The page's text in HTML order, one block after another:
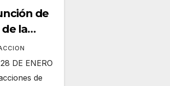
de
la
DE ENERO
de